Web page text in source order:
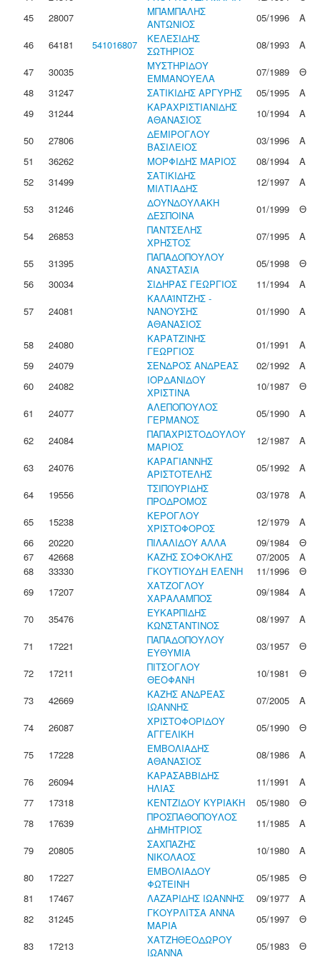
45
28007
ΜΠΑΜΠΑΛΗΣ
ΑΝΤΩΝΙΟΣ
05/1996
Α
46
64181 541016807
ΚΕΛΕΣΙΔΗΣ
ΣΩΤΗΡΙΟΣ
08/1993
Α
47
30035
ΜΥΣΤΗΡΙΔΟΥ
ΕΜΜΑΝΟΥΕΛΑ
07/1989
Θ
48
31247 ΣΑΤΙΚΙΔΗΣ ΑΡΓΥΡΗΣ 05/1995
Α
49
31244
ΚΑΡΑΧΡΙΣΤΙΑΝΙΔΗΣ
ΑΘΑΝΑΣΙΟΣ
10/1994
Α
50
27806
ΔΕΜΙΡΟΓΛΟΥ
ΒΑΣΙΛΕΙΟΣ
03/1996
Α
51
36262 ΜΟΡΦΙΔΗΣ ΜΑΡΙΟΣ 08/1994
Α
52
31499
ΣΑΤΙΚΙΔΗΣ
ΜΙΛΤΙΑΔΗΣ
12/1997
Α
53
31246
ΔΟΥΝΔΟΥΛΑΚΗ
ΔΕΣΠΟΙΝΑ
01/1999
Θ
54
26853
ΠΑΝΤΣΕΛΗΣ
ΧΡΗΣΤΟΣ
07/1995
Α
55
31395
ΠΑΠΑΔΟΠΟΥΛΟΥ
ΑΝΑΣΤΑΣΙΑ
05/1998
Θ
56
30034 ΣΙΔΗΡΑΣ ΓΕΩΡΓΙΟΣ 11/1994
Α
57
24081
ΚΑΛΑΪΝΤΖΗΣ -
ΝΑΝΟΥΣΗΣ
ΑΘΑΝΑΣΙΟΣ
01/1990 Α
58 24080
ΚΑΡΑΤΖΙΝΗΣ
ΓΕΩΡΓΙΟΣ
01/1991
Α
59
24079 ΣΕΝΔΡΟΣ ΑΝΔΡΕΑΣ 02/1992
Α
60
24082
ΙΟΡΔΑΝΙΔΟΥ
ΧΡΙΣΤΙΝΑ
10/1987
Θ
61
24077
ΑΛΕΠΟΠΟΥΛΟΣ
ΓΕΡΜΑΝΟΣ
05/1990
Α
62
24084
ΠΑΠΑΧΡΙΣΤΟΔΟΥΛΟΥ
ΜΑΡΙΟΣ
12/1987
Α
63
24076
ΚΑΡΑΓΙΑΝΝΗΣ
ΑΡΙΣΤΟΤΕΛΗΣ
05/1992
Α
64
19556
ΤΣΙΠΟΥΡΙΔΗΣ
ΠΡΟΔΡΟΜΟΣ
03/1978
Α
65
15238
ΚΕΡΟΓΛΟΥ
ΧΡΙΣΤΟΦΟΡΟΣ
12/1979
Α
66
20220 ΠΙΛΑΛΙΔΟΥ ΑΛΛΑ 09/1984
Θ
67
42668 ΚΑΖΗΣ ΣΟΦΟΚΛΗΣ 07/2005
Α
68
33330 ΓΚΟΥΤΙΟΥΔΗ ΕΛΕΝΗ 11/1996
Θ
69
17207
ΧΑΤΖΟΓΛΟΥ
ΧΑΡΑΛΑΜΠΟΣ
09/1984
Α
70
35476
ΕΥΚΑΡΠΙΔΗΣ
ΚΩΝΣΤΑΝΤΙΝΟΣ
08/1997
Α
71
17221
ΠΑΠΑΔΟΠΟΥΛΟΥ
ΕΥΘΥΜΙΑ
03/1957
Θ
72
17211
ΠΙΤΣΟΓΛΟΥ
ΘΕΟΦΑΝΗ
10/1981
Θ
73
42669
ΚΑΖΗΣ ΑΝΔΡΕΑΣ
ΙΩΑΝΝΗΣ
07/2005
Α
74
26087
ΧΡΙΣΤΟΦΟΡΙΔΟΥ
ΑΓΓΕΛΙΚΗ
05/1990
Θ
75
17228
ΕΜΒΟΛΙΑΔΗΣ
ΑΘΑΝΑΣΙΟΣ
08/1986
Α
76
26094
ΚΑΡΑΣΑΒΒΙΔΗΣ
ΗΛΙΑΣ
11/1991
Α
77
17318 ΚΕΝΤΖΙΔΟΥ ΚΥΡΙΑΚΗ 05/1980
Θ
78
17639
ΠΡΟΣΠΑΘΟΠΟΥΛΟΣ
ΔΗΜΗΤΡΙΟΣ
11/1985
Α
79
20805
ΣΑΧΠΑΖΗΣ
ΝΙΚΟΛΑΟΣ
10/1980
Α
80
17227
ΕΜΒΟΛΙΑΔΟΥ
ΦΩΤΕΙΝΗ
05/1985
Θ
81
17467 ΛΑΖΑΡΙΔΗΣ ΙΩΑΝΝΗΣ 09/1977
Α
82
31245
ΓΚΟΥΡΛΙΤΣΑ ΑΝΝΑ
ΜΑΡΙΑ
05/1997
Θ
83
17213
ΧΑΤΖΗΘΕΟΔΩΡΟΥ
ΙΩΑΝΝΑ
05/1983 Θ